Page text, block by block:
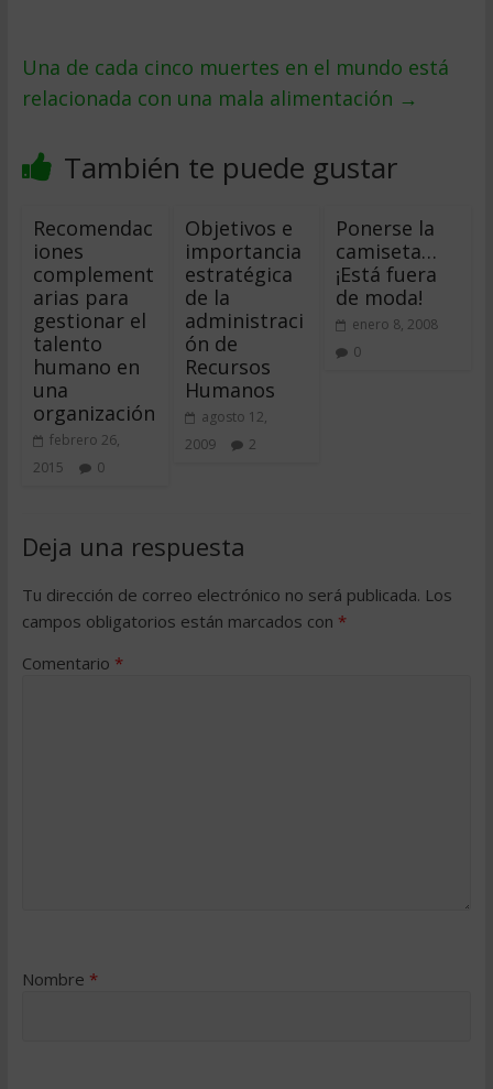
Una de cada cinco muertes en el mundo está
relacionada con una mala alimentación →
También te puede gustar
Recomendac
iones
complement
arias para
gestionar el
talento
humano en
una
organización
febrero 26,
2015
0
Objetivos e
importancia
estratégica
de la
administraci
ón de
Recursos
Humanos
agosto 12,
2009
2
Ponerse la
camiseta…
¡Está fuera
de moda!
enero 8, 2008
0
Deja una respuesta
Tu dirección de correo electrónico no será publicada. Los
campos obligatorios están marcados con *
Comentario *
Nombre *